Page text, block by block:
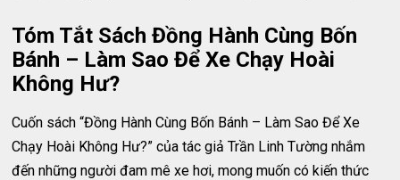
Tóm Tắt Sách Đồng Hành Cùng Bốn
Bánh – Làm Sao Để Xe Chạy Hoài
Không Hư?
Cuốn sách “Đồng Hành Cùng Bốn Bánh – Làm Sao Để Xe
Chạy Hoài Không Hư?” của tác giả Trần Linh Tường nhắm
đến những người đam mê xe hơi, mong muốn có kiến thức